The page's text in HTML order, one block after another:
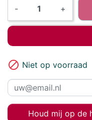
- +
 Niet op voorraad
Houd mij op de